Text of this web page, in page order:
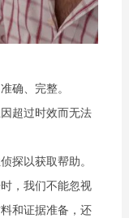
确、完整。
超过时效而无法
探以获取帮助。
，我们不能忽视
和证据准备，还